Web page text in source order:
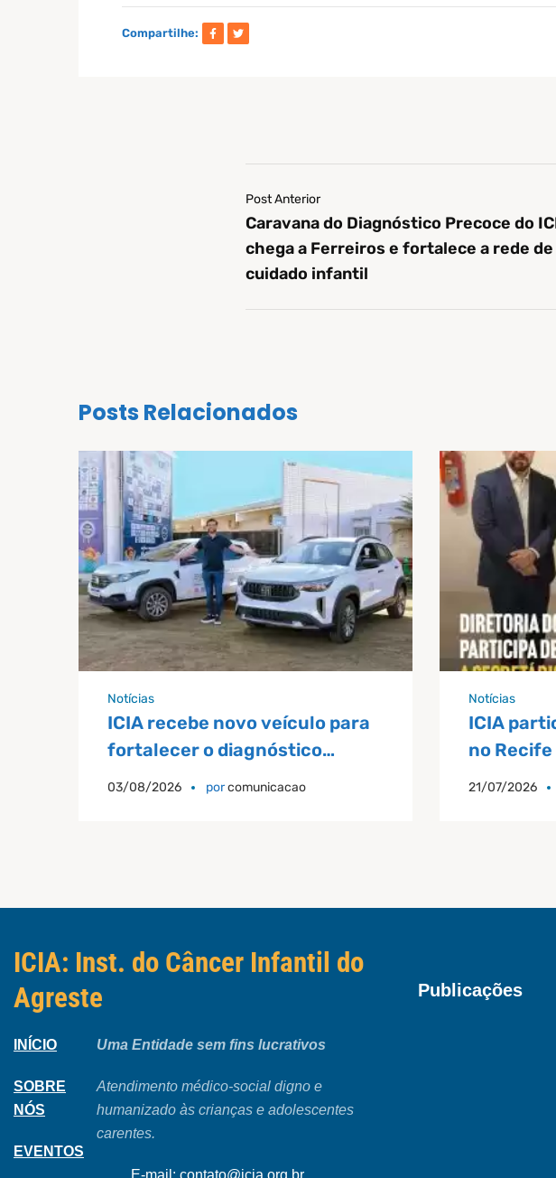
Compartilhe:
Post Anterior
Caravana do Diagnóstico Precoce do
chega a Ferreiros e fortalece a rede de
cuidado infantil
Posts Relacionados
Notícias
ICIA recebe novo veículo para
fortalecer o diagnóstico
precoce do câncer infantil
03/08/2026 porcomunicacao
Notícias
ICIA
no Recife
21/07/2026
ICIA: Inst. do Câncer Infantil do
Agreste
INÍCIO
SOBRE
NÓS
EVENTOS
Uma Entidade sem fins lucrativos
Atendimento médico-social digno e
humanizado às crianças e adolescentes
carentes.
E-mail: contato@icia.org.br
Publicações